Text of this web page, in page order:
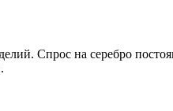
Спрос на серебро